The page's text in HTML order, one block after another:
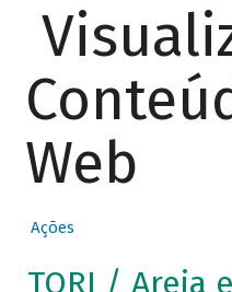
Web
Ações
TORI / Areia